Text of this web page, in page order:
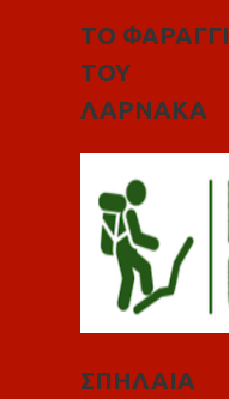
ΤΟ ΦΑΡΑΓΓΙ
ΤΟΥ
ΛΑΡΝΑΚΑ
ΣΠΗΛΑΙΑ